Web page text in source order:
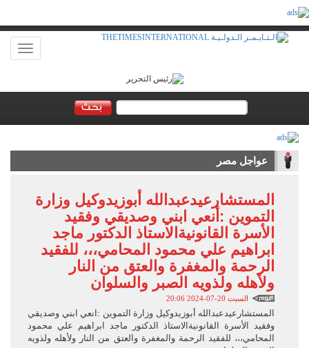
Toggle
عواجل مصر
المستشارعيدعبدالله أبوزيدوكيل وزارة
التموين :أنعي ابني وصديقي وفقيد
الأسرة القانونيةالاستاذ الدكتور ماجد
ابراهيم علي محمود المحامي،،، للفقيد
الرحمة والمغفرة والعتق من النار
ولأهله ولذويه الصبر والسلوان
السبت 20-07-2024 20:06
المستشارعيدعبدالله أبوزيدوكيل وزارة التموين :انعي ابني وصديقي
وفقيد الأسرة القانونيةالاستاذ الدكتور ماجد ابراهيم علي محمود
المحامي،،، للفقيد الرحمة والمغفرة والعتق من النار ولأهله ولذويه